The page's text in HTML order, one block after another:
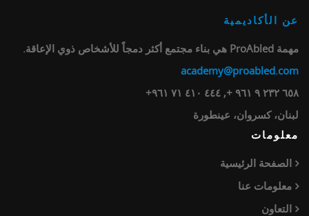
عن الأكاديمية
مهمة ProAbled هي بناء مجتمع أكثر دمجاً للأشخاص ذوي الإعاقة.
academy@proabled.com
٦٥٨ ٢٣٢ ٩ ٩٦١ +, ٤٤٤ ٤١٠ ٧١ ٩٦١+
لبنان، كسروان، عينطورة
معلومات
الصفحة الرئيسية
معلومات عنا
التعاون